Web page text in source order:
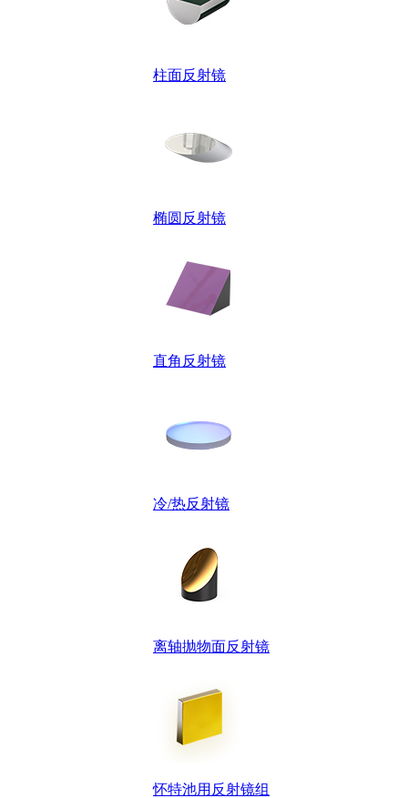
柱面反射镜
椭圆反射镜
直角反射镜
冷/热反射镜
离轴抛物面反射镜
怀特池用反射镜组